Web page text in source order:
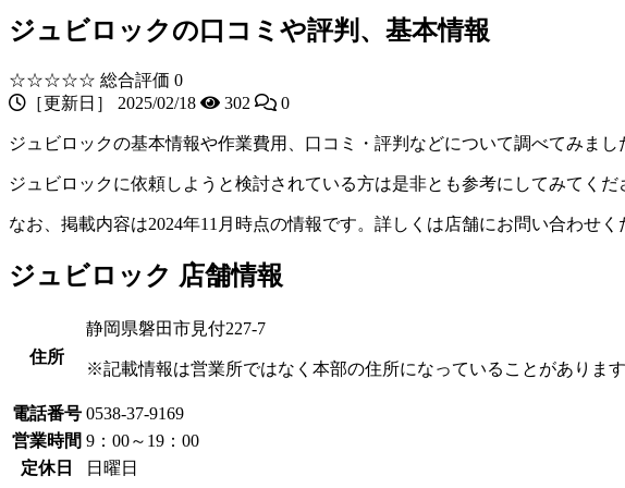
ジュビロックの口コミや評判、基本情報
☆☆☆☆☆ 総合評価 0
［更新日］ 2025/02/18
302 0
ジュビロックの基本情報や作業費用、口コミ・評判などについて調べてみまし
ジュビロックに依頼しようと検討されている方は是非とも参考にしてみてくだ
なお、掲載内容は2024年11月時点の情報です。詳しくは店舗にお問い合わせく
ジュビロック 店舗情報
住所
静岡県磐田市見付227-7
※記載情報は営業所ではなく本部の住所になっていることがありま
電話番号 0538-37-9169
営業時間 9：00～19：00
定休日
日曜日